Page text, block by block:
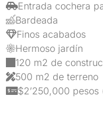
Entrada cochera
Bardeada
Finos acabados
Hermoso jardín
120 m2 de
500 m2 de terreno
$2’250,000